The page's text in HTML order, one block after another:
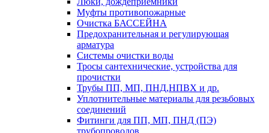
Муфты противопожарные
Очистка БАССЕЙНА
Предохранительная и регулирующая
арматура
Системы очистки воды
Тросы сантехнические, устройства для
прочистки
Трубы ПП, МП, ПНД,НПВХ и др.
Уплотнительные материалы для резьбовых
соединений
Фитинги для ПП, МП, ПНД (ПЭ)
трубопроводов